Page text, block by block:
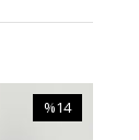
%14